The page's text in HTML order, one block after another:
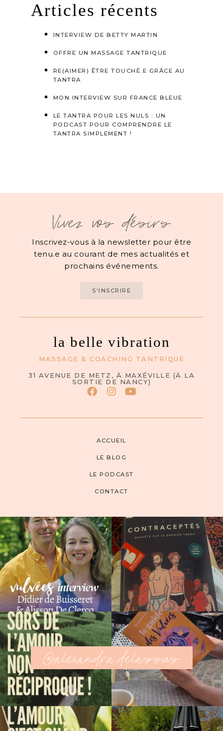
Articles récents
INTERVIEW DE BETTY MARTIN
OFFRE UN MASSAGE TANTRIQUE
RE(AIMER) ÊTRE TOUCHÉ.E GRÂCE AU
TANTRA
MON INTERVIEW SUR FRANCE BLEUE
LE TANTRA POUR LES NULS : UN
PODCAST POUR COMPRENDRE LE
TANTRA SIMPLEMENT !
Vivez vos désirs
Inscrivez-vous à la newsletter pour être
tenu.e au courant de mes actualités et
prochains événements.
S'INSCRIRE
la belle vibration
MASSAGE & COACHING TANTRIQUE
31 AVENUE DE METZ, À MAXÉVILLE (À LA
SORTIE DE NANCY)
ACCUEIL
LE BLOG
LE PODCAST
CONTACT
@alexandra.delassus